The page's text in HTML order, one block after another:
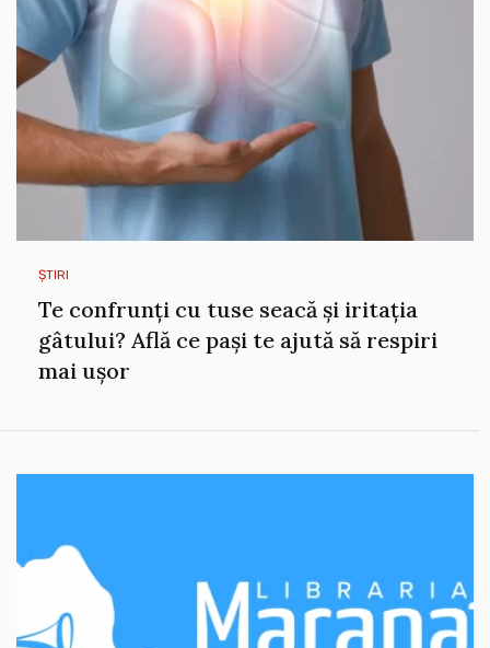
ȘTIRI
Te confrunți cu tuse seacă și iritația
gâtului? Află ce pași te ajută să respiri
mai ușor